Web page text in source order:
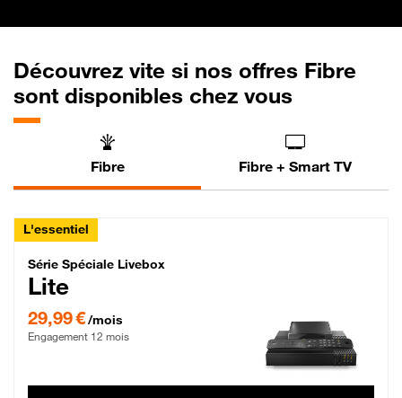
Découvrez vite si nos offres Fibre
sont disponibles chez vous
Fibre Fibre + Smart TV
L'essentiel
Série Spéciale Livebox Lite Fibre
Série Spéciale Livebox
Lite
29,99 €/mois
Engagement 12 mois